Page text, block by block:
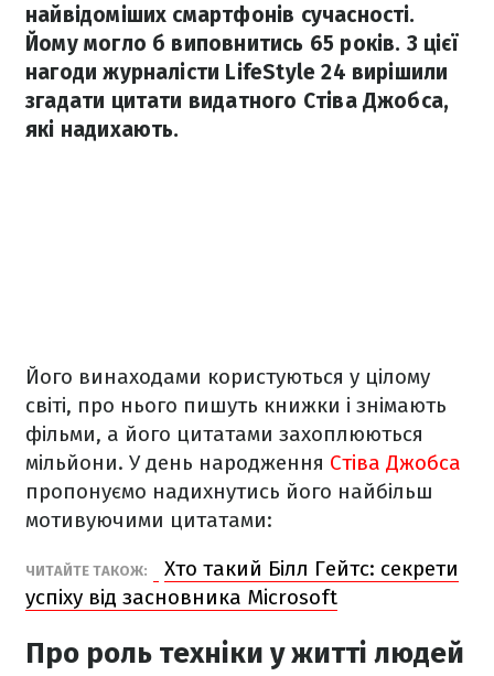
найвідоміших смартфонів сучасності.
Йому могло б виповнитись 65 років. З цієї
нагоди журналісти LifeStyle 24 вирішили
згадати цитати видатного Стіва Джобса,
які надихають.
Його винаходами користуються у цілому
світі, про нього пишуть книжки і знімають
фільми, а його цитатами захоплюються
мільйони. У день народження Стіва Джобса
пропонуємо надихнутись його найбільш
мотивуючими цитатами:
ЧИТАЙТЕ ТАКОЖ:
Хто такий Білл Гейтс: секрети
успіху від засновника Microsoft
Про роль техніки у житті людей